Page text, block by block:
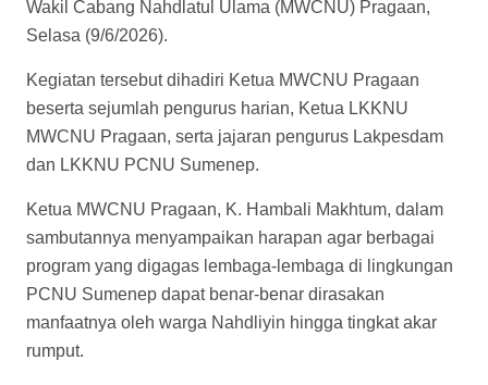
Wakil Cabang Nahdlatul Ulama (MWCNU) Pragaan,
Selasa (9/6/2026).
Kegiatan tersebut dihadiri Ketua MWCNU Pragaan
beserta sejumlah pengurus harian, Ketua LKKNU
MWCNU Pragaan, serta jajaran pengurus Lakpesdam
dan LKKNU PCNU Sumenep.
Ketua MWCNU Pragaan, K. Hambali Makhtum, dalam
sambutannya menyampaikan harapan agar berbagai
program yang digagas lembaga-lembaga di lingkungan
PCNU Sumenep dapat benar-benar dirasakan
manfaatnya oleh warga Nahdliyin hingga tingkat akar
rumput.